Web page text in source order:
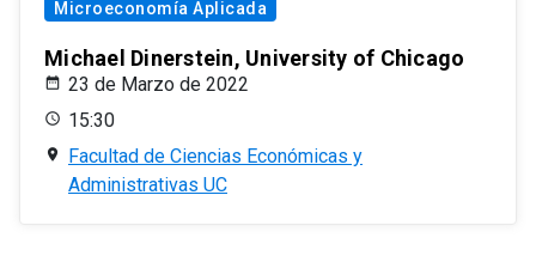
Microeconomía Aplicada
Michael Dinerstein, University of Chicago
23 de Marzo de 2022
15:30
Facultad de Ciencias Económicas y
Administrativas UC